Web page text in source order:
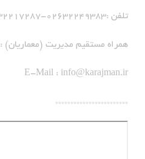
تلفن :02632249383-32217287
همراه مستقیم مدیریت (معماریان) : 09123259519
E-Mail : info@karajman.ir
************************